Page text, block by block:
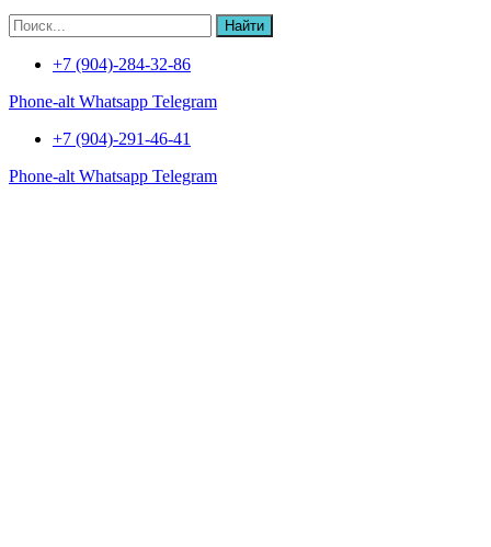
Найти
+7 (904)-284-32-86
Phone-alt Whatsapp Telegram
+7 (904)-291-46-41
Phone-alt Whatsapp Telegram